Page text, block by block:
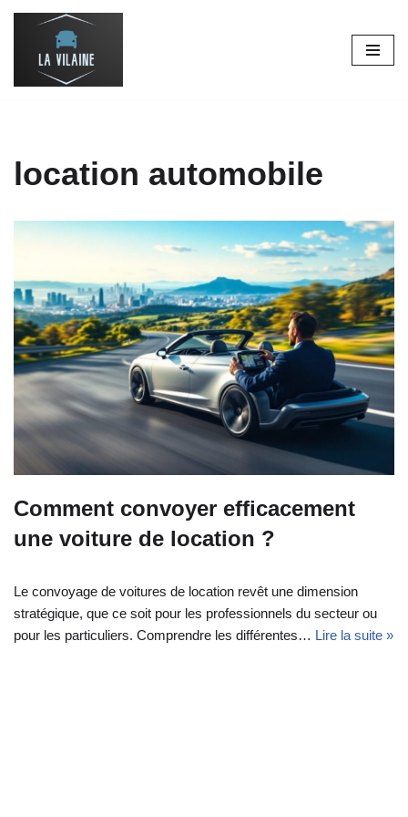
location automobile
Comment convoyer efficacement
une voiture de location ?
Le convoyage de voitures de location revêt une dimension
stratégique, que ce soit pour les professionnels du secteur ou
pour les particuliers. Comprendre les différentes… Lire la suite »